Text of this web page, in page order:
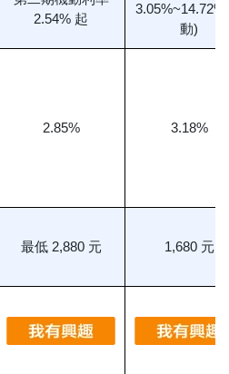
2.54% 起
動)
2.85% 3.18%
最低 2,880 元 1,680 元